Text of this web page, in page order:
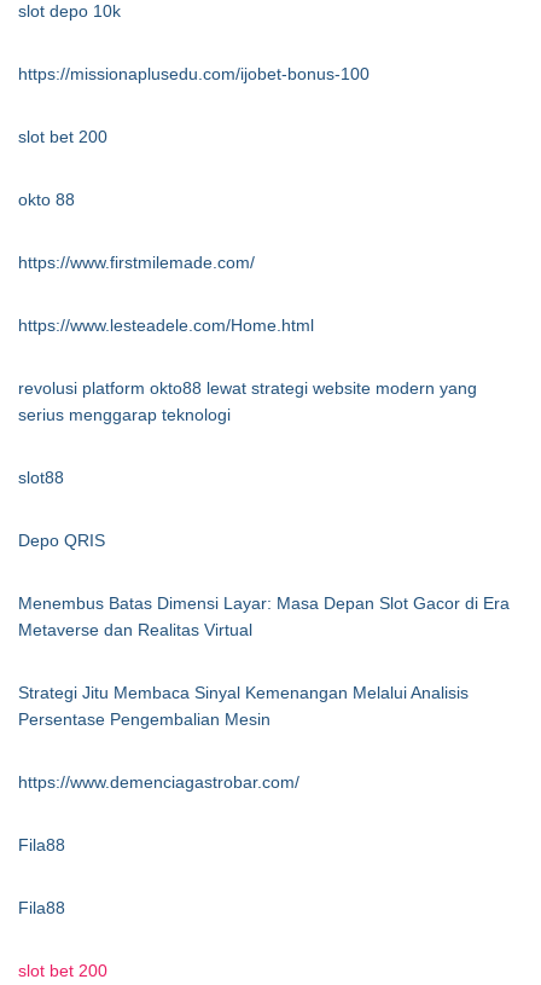
slot depo 10k
https://missionaplusedu.com/ijobet-bonus-100
slot bet 200
okto 88
https://www.firstmilemade.com/
https://www.lesteadele.com/Home.html
revolusi platform okto88 lewat strategi website modern yang
serius menggarap teknologi
slot88
Depo QRIS
Menembus Batas Dimensi Layar: Masa Depan Slot Gacor di Era
Metaverse dan Realitas Virtual
Strategi Jitu Membaca Sinyal Kemenangan Melalui Analisis
Persentase Pengembalian Mesin
https://www.demenciagastrobar.com/
Fila88
Fila88
slot bet 200